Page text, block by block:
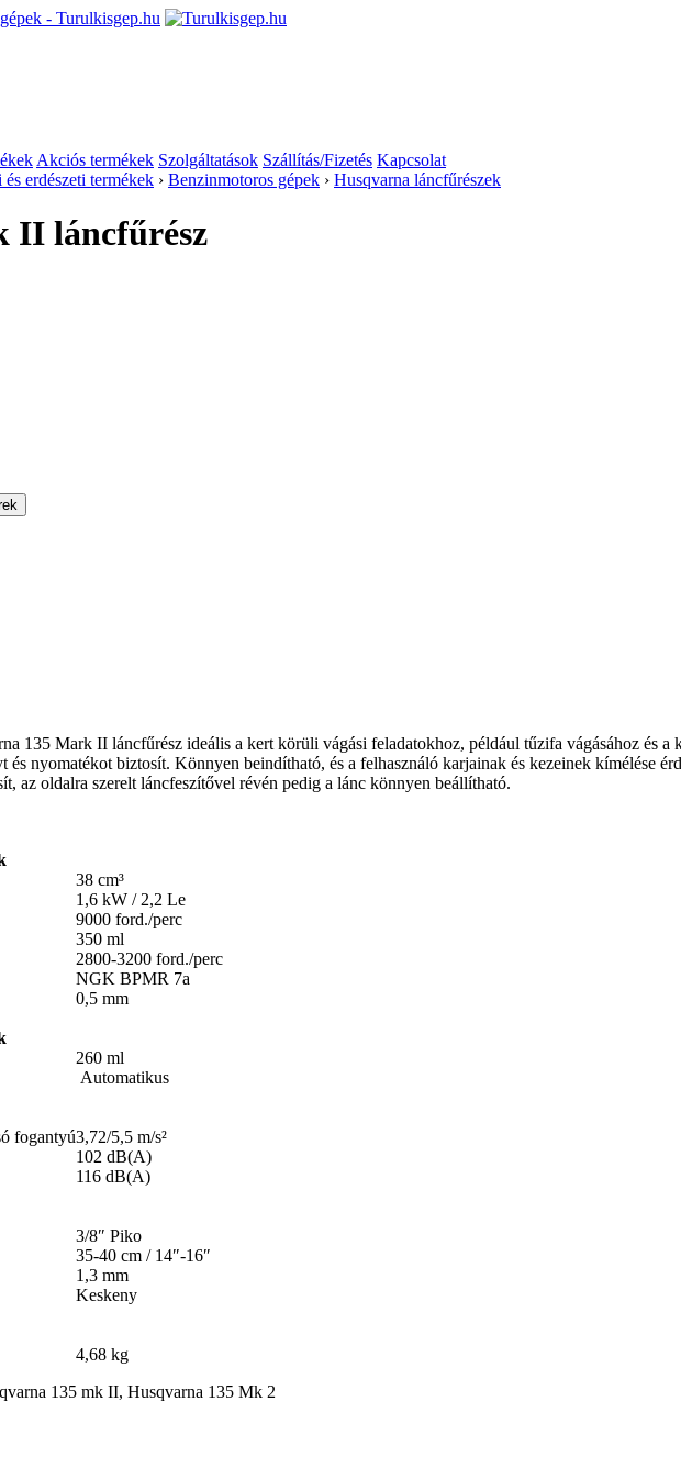
Akciós termékek Szolgáltatások Szállítás/Fizetés Kapcsolat
erdészeti termékek › Benzinmotoros gépek › Husqvarna láncfűrészek
II láncfűrész
135 Mark II láncfűrész ideális a kert körüli vágási feladatokhoz, például tűzifa vágásához és
és nyomatékot biztosít. Könnyen beindítható, és a felhasználó karjainak és kezeinek kímélése
az oldalra szerelt láncfeszítővel révén pedig a lánc könnyen beállítható.
38 cm³
1,6 kW / 2,2 Le
9000 ford./perc
350 ml
2800-3200 ford./perc
NGK BPMR 7a
0,5 mm
260 ml
Automatikus
fogantyú3,72/5,5 m/s²
102 dB(A)
116 dB(A)
3/8″ Piko
35-40 cm / 14″-16″
1,3 mm
Keskeny
4,68 kg
135 mk II, Husqvarna 135 Mk 2